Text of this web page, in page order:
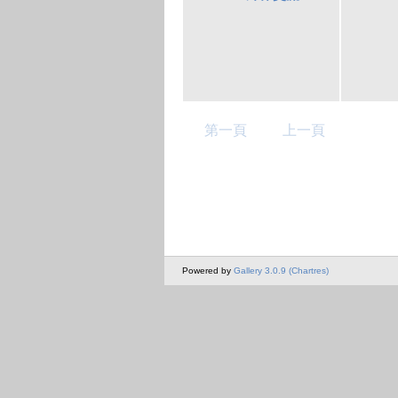
第一頁 上一頁
Powered by Gallery 3.0.9 (Chartres)